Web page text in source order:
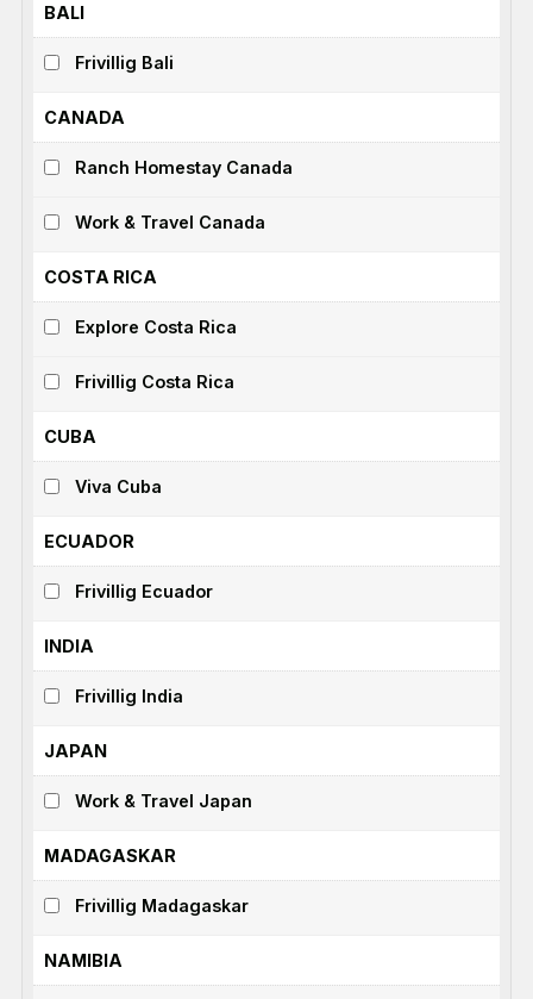
BALI
Frivillig Bali
CANADA
Ranch Homestay Canada
Work & Travel Canada
COSTA RICA
Explore Costa Rica
Frivillig Costa Rica
CUBA
Viva Cuba
ECUADOR
Frivillig Ecuador
INDIA
Frivillig India
JAPAN
Work & Travel Japan
MADAGASKAR
Frivillig Madagaskar
NAMIBIA